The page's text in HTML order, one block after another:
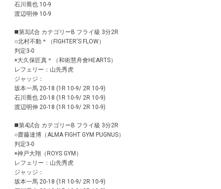
石川喬也 10-9
渡辺明伸 10-9
◼️第3試合 カテゴリーB フライ級 3分2R
○北村不動＊（FIGHTER'S FLOW）
判定3-0
×大久保匠真＊（和術慧舟會HEARTS）
レフェリー：山先秀虎
ジャッジ：
坂本一馬 20-18 (1R 10-9/ 2R 10-9)
石川喬也 20-18 (1R 10-9/ 2R 10-9)
渡辺明伸 20-18 (1R 10-9/ 2R 10-9)
◼️第4試合 カテゴリーB フライ級 3分2R
○齋藤達博（ALMA FIGHT GYM PUGNUS）
判定3-0
×神戸大翔（ROYS GYM）
レフェリー：山先秀虎
ジャッジ：
坂本一馬 20-18 (1R 10-9/ 2R 10-9)